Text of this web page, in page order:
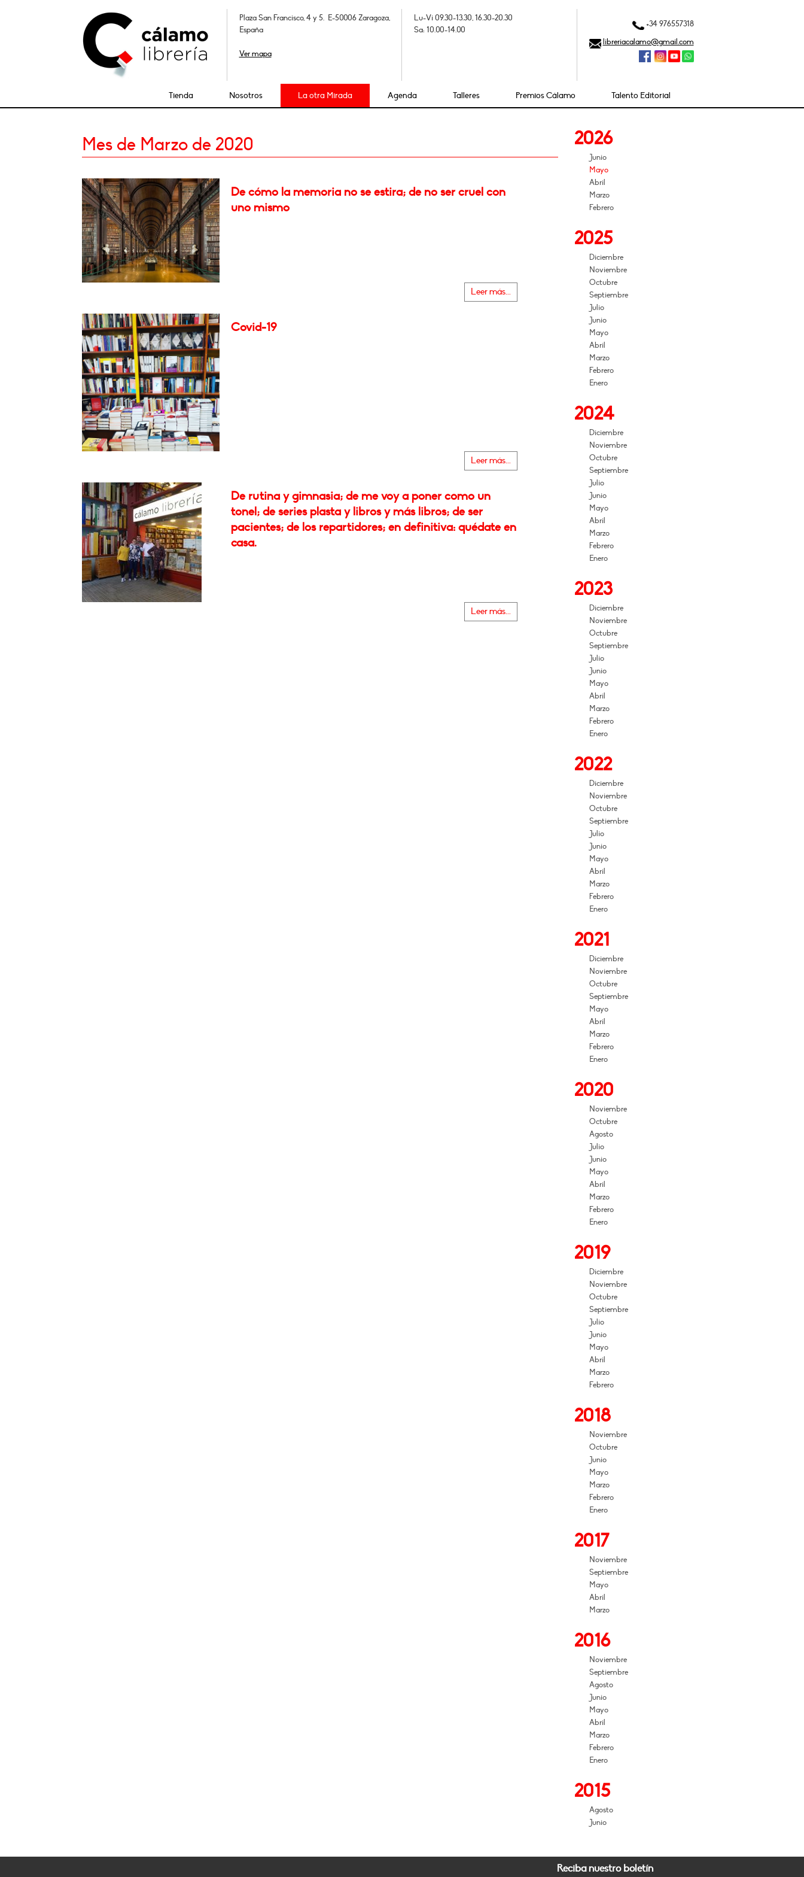
Plaza San Francisco, 4 y 5. E-50006 Zaragoza,
España
Ver mapa
Lu-Vi 09.30-13.30, 16.30-20.30
Sa: 10.00-14.00
+34 976557318
libreriacalamo@gmail.com
Tienda Nosotros La otra Mirada Agenda Talleres Premios Cálamo Talento Editorial
Mes de Marzo de 2020
De cómo la memoria no se estira; de no ser cruel con
uno mismo
Leer más...
Covid-19
Leer más...
De rutina y gimnasia; de me voy a poner como un
tonel; de series plasta y libros y más libros; de ser
pacientes; de los repartidores; en definitiva: quédate en
casa.
Leer más...
2026
Junio
Mayo
Abril
Marzo
Febrero
2025
Diciembre
Noviembre
Octubre
Septiembre
Julio
Junio
Mayo
Abril
Marzo
Febrero
Enero
2024
Diciembre
Noviembre
Octubre
Septiembre
Julio
Junio
Mayo
Abril
Marzo
Febrero
Enero
2023
Diciembre
Noviembre
Octubre
Septiembre
Julio
Junio
Mayo
Abril
Marzo
Febrero
Enero
2022
Diciembre
Noviembre
Octubre
Septiembre
Julio
Junio
Mayo
Abril
Marzo
Febrero
Enero
2021
Diciembre
Noviembre
Octubre
Septiembre
Mayo
Abril
Marzo
Febrero
Enero
2020
Noviembre
Octubre
Agosto
Julio
Junio
Mayo
Abril
Marzo
Febrero
Enero
2019
Diciembre
Noviembre
Octubre
Septiembre
Julio
Junio
Mayo
Abril
Marzo
Febrero
2018
Noviembre
Octubre
Junio
Mayo
Marzo
Febrero
Enero
2017
Noviembre
Septiembre
Mayo
Abril
Marzo
2016
Noviembre
Septiembre
Agosto
Junio
Mayo
Abril
Marzo
Febrero
Enero
2015
Agosto
Junio
Reciba nuestro boletín